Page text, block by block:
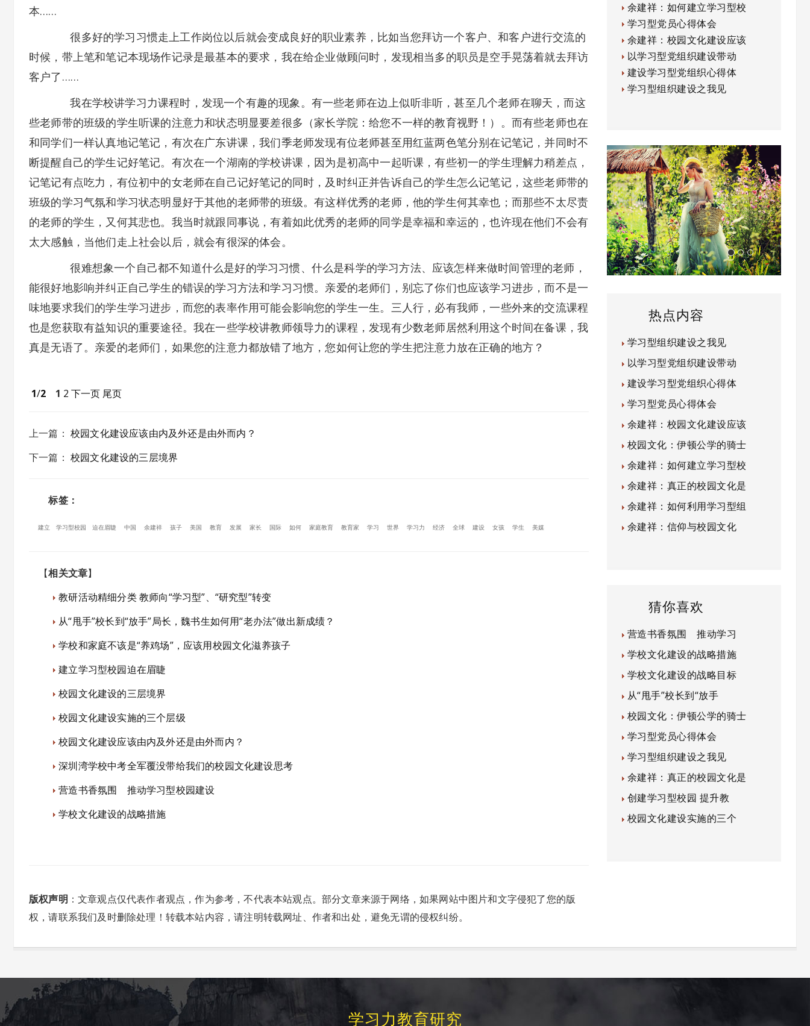
本……
很多好的学习习惯走上工作岗位以后就会变成良好的职业素养，比如当您拜访一个客户、和客户进行交流的
时候，带上笔和笔记本现场作记录是最基本的要求，我在给企业做顾问时，发现相当多的职员是空手晃荡着就去拜访
客户了……
我在学校讲学习力课程时，发现一个有趣的现象。有一些老师在边上似听非听，甚至几个老师在聊天，而这
些老师带的班级的学生听课的注意力和状态明显要差很多（家长学院：给您不一样的教育视野！）。而有些老师也在
和同学们一样认真地记笔记，有次在广东讲课，我们季老师发现有位老师甚至用红蓝两色笔分别在记笔记，并同时不
断提醒自己的学生记好笔记。有次在一个湖南的学校讲课，因为是初高中一起听课，有些初一的学生理解力稍差点，
记笔记有点吃力，有位初中的女老师在自己记好笔记的同时，及时纠正并告诉自己的学生怎么记笔记，这些老师带的
班级的学习气氛和学习状态明显好于其他的老师带的班级。有这样优秀的老师，他的学生何其幸也；而那些不太尽责
的老师的学生，又何其悲也。我当时就跟同事说，有着如此优秀的老师的同学是幸福和幸运的，也许现在他们不会有
太大感触，当他们走上社会以后，就会有很深的体会。
很难想象一个自己都不知道什么是好的学习习惯、什么是科学的学习方法、应该怎样来做时间管理的老师，
能很好地影响并纠正自己学生的错误的学习方法和学习习惯。亲爱的老师们，别忘了你们也应该学习进步，而不是一
味地要求我们的学生学习进步，而您的表率作用可能会影响您的学生一生。三人行，必有我师，一些外来的交流课程
也是您获取有益知识的重要途径。我在一些学校讲教师领导力的课程，发现有少数老师居然利用这个时间在备课，我
真是无语了。亲爱的老师们，如果您的注意力都放错了地方，您如何让您的学生把注意力放在正确的地方？
1/2 1 2 下一页 尾页
上一篇 ：校园文化建设应该由内及外还是由外而内？
下一篇 ：校园文化建设的三层境界
标签：
建立 学习型校园 迫在眉睫 中国 余建祥 孩子 美国 教育 发展 家长 国际 如何 家庭教育 教育家 学习 世界 学习力 经济 全球 建设 女孩 学生 美媒
【相关文章】
教研活动精细分类 教师向“学习型”、“研究型”转变
从“甩手”校长到“放手”局长，魏书生如何用“老办法”做出新成绩？
学校和家庭不该是“养鸡场”，应该用校园文化滋养孩子
建立学习型校园迫在眉睫
校园文化建设的三层境界
校园文化建设实施的三个层级
校园文化建设应该由内及外还是由外而内？
深圳湾学校中考全军覆没带给我们的校园文化建设思考
营造书香氛围 推动学习型校园建设
学校文化建设的战略措施
版权声明 ：文章观点仅代表作者观点，作为参考，不代表本站观点。部分文章来源于网络，如果网站中图片和文字侵犯了您的版
权，请联系我们及时删除处理！转载本站内容，请注明转载网址、作者和出处，避免无谓的侵权纠纷。
余建祥：如何建立学习型校
学习型党员心得体会
余建祥：校园文化建设应该
以学习型党组织建设带动
建设学习型党组织心得体
学习型组织建设之我见
热点内容
学习型组织建设之我见
以学习型党组织建设带动
建设学习型党组织心得体
学习型党员心得体会
余建祥：校园文化建设应该
校园文化：伊顿公学的骑士
余建祥：如何建立学习型校
余建祥：真正的校园文化是
余建祥：如何利用学习型组
余建祥：信仰与校园文化
猜你喜欢
营造书香氛围 推动学习
学校文化建设的战略措施
学校文化建设的战略目标
从“甩手”校长到“放手
校园文化：伊顿公学的骑士
学习型党员心得体会
学习型组织建设之我见
余建祥：真正的校园文化是
创建学习型校园 提升教
校园文化建设实施的三个
学习力教育研究